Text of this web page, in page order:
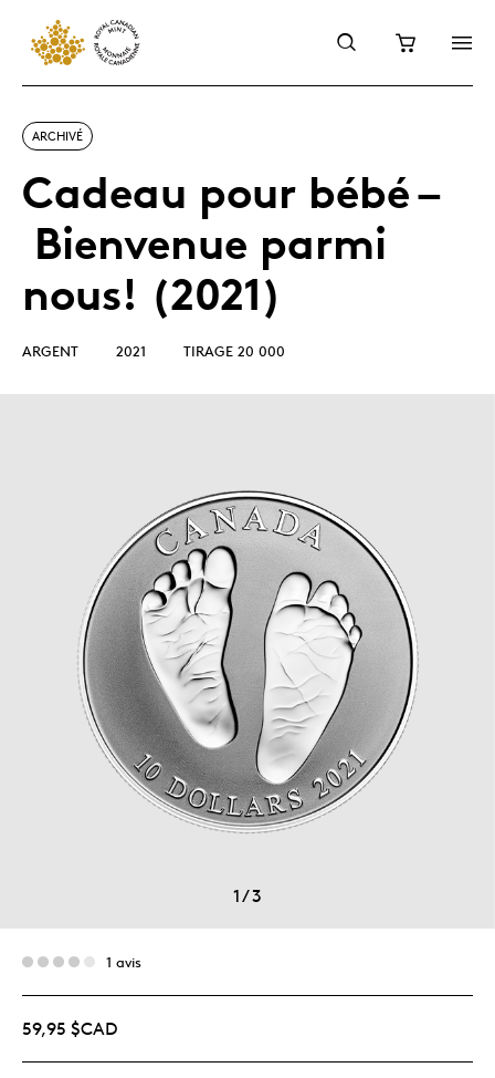
ARCHIVÉ
Cadeau pour bébé –
Bienvenue parmi
nous! (2021)
ARGENT 2021 TIRAGE 20 000
1/3
1 avis
59,95 $CAD